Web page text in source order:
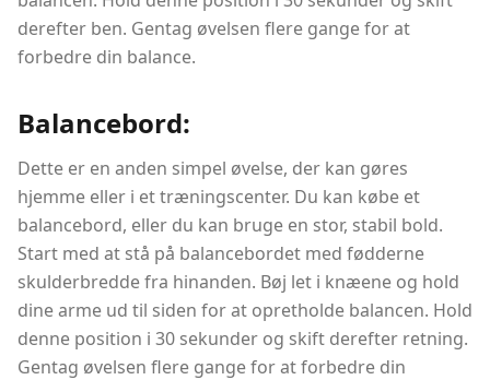
derefter ben. Gentag øvelsen flere gange for at
forbedre din balance.
Balancebord:
Dette er en anden simpel øvelse, der kan gøres
hjemme eller i et træningscenter. Du kan købe et
balancebord, eller du kan bruge en stor, stabil bold.
Start med at stå på balancebordet med fødderne
skulderbredde fra hinanden. Bøj let i knæene og hold
dine arme ud til siden for at opretholde balancen. Hold
denne position i 30 sekunder og skift derefter retning.
Gentag øvelsen flere gange for at forbedre din